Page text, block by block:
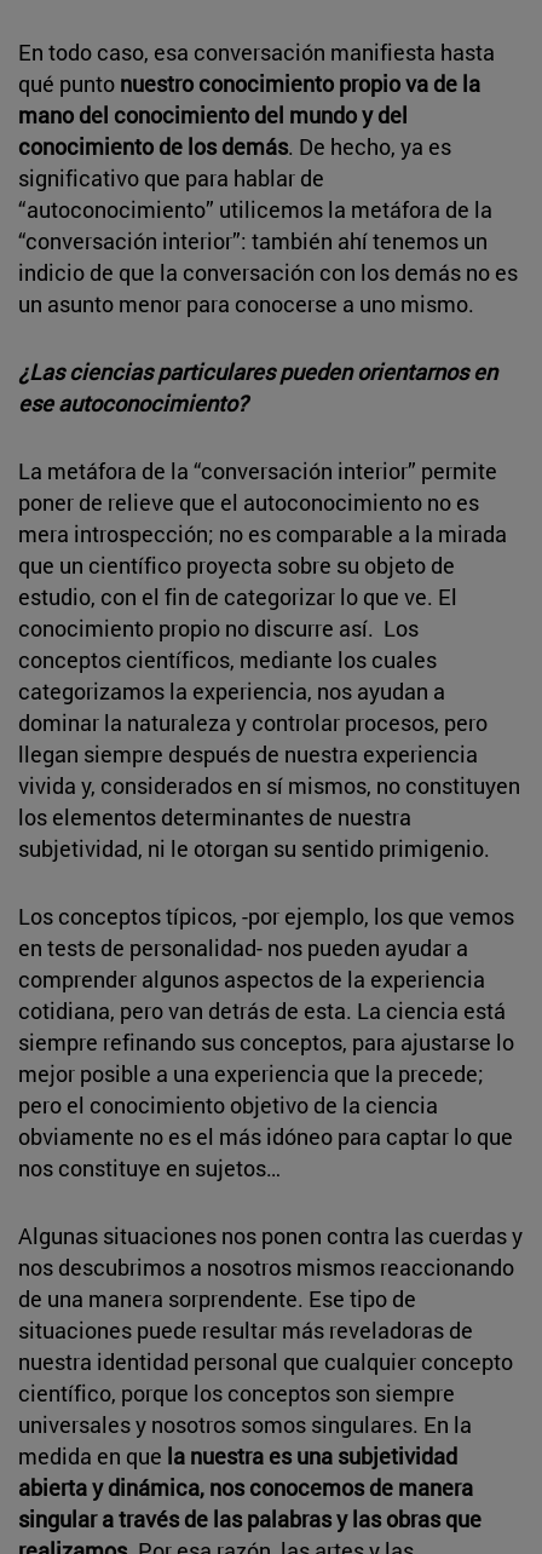
En todo caso, esa conversación manifiesta hasta
qué punto nuestro conocimiento propio va de la
mano del conocimiento del mundo y del
conocimiento de los demás. De hecho, ya es
significativo que para hablar de
“autoconocimiento” utilicemos la metáfora de la
“conversación interior”: también ahí tenemos un
indicio de que la conversación con los demás no es
un asunto menor para conocerse a uno mismo.
¿Las ciencias particulares pueden orientarnos en
ese autoconocimiento?
La metáfora de la “conversación interior” permite
poner de relieve que el autoconocimiento no es
mera introspección; no es comparable a la mirada
que un científico proyecta sobre su objeto de
estudio, con el fin de categorizar lo que ve. El
conocimiento propio no discurre así. Los
conceptos científicos, mediante los cuales
categorizamos la experiencia, nos ayudan a
dominar la naturaleza y controlar procesos, pero
llegan siempre después de nuestra experiencia
vivida y, considerados en sí mismos, no constituyen
los elementos determinantes de nuestra
subjetividad, ni le otorgan su sentido primigenio.
Los conceptos típicos, -por ejemplo, los que vemos
en tests de personalidad- nos pueden ayudar a
comprender algunos aspectos de la experiencia
cotidiana, pero van detrás de esta. La ciencia está
siempre refinando sus conceptos, para ajustarse lo
mejor posible a una experiencia que la precede;
pero el conocimiento objetivo de la ciencia
obviamente no es el más idóneo para captar lo que
nos constituye en sujetos…
Algunas situaciones nos ponen contra las cuerdas y
nos descubrimos a nosotros mismos reaccionando
de una manera sorprendente. Ese tipo de
situaciones puede resultar más reveladoras de
nuestra identidad personal que cualquier concepto
científico, porque los conceptos son siempre
universales y nosotros somos singulares. En la
medida en que la nuestra es una subjetividad
abierta y dinámica, nos conocemos de manera
singular a través de las palabras y las obras que